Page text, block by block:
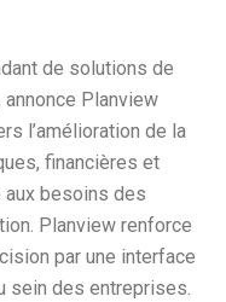
de solutions de
Planview
l’amélioration de la
financières et
besoins des
Planview renforce
par une interface
sein des entreprises.